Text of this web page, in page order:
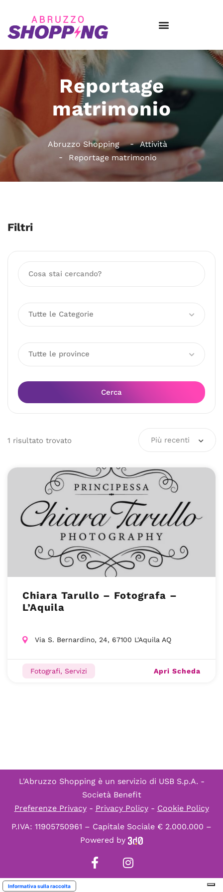
Reportage
matrimonio
Abruzzo Shopping
Attività
Reportage matrimonio
Filtri
Tutte le Categorie
Tutte le province
Cerca
1 risultato trovato Più recenti
Chiara Tarullo – Fotografa –
L’Aquila
Via S. Bernardino, 24, 67100 L'Aquila AQ
Fotografi, Servizi Apri Scheda
L'Abruzzo Shopping è un servizio di USB S.p.A. -
Società Benefit
Preferenze Privacy- Privacy Policy- Cookie Policy
P.IVA: 11905750961 – Capitale Sociale € 2.000.000 –
Powered by
Informativa sulla raccolta